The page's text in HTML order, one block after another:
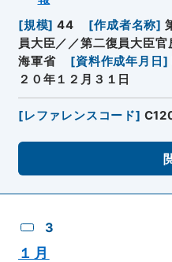
[規模] 44 [作成者名称]
員大臣／／第二復員大臣官
海軍省
[資料作成年月日 ]
２０年１２月３１日
[レファレンスコード]
3
１月